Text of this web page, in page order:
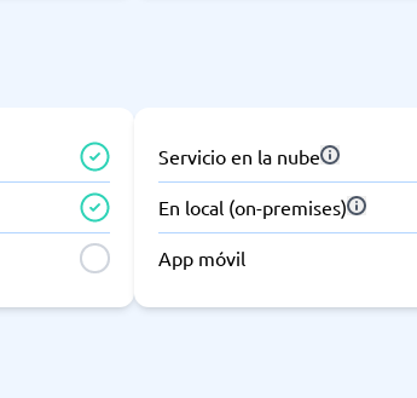
Servicio en la nube
En local (on-premises)
App móvil